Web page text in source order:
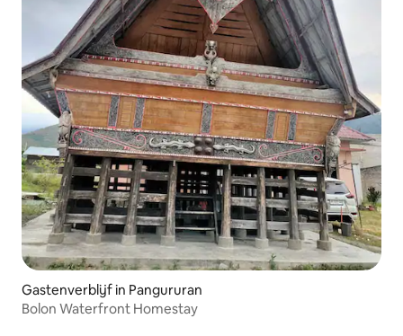
Gastenverblijf in Pangururan
Bolon Waterfront Homestay